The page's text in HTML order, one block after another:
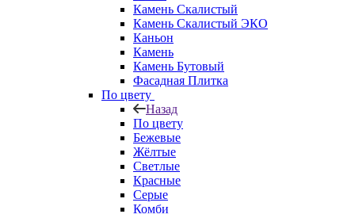
Камень Скалистый
Камень Скалистый ЭКО
Каньон
Камень
Камень Бутовый
Фасадная Плитка
По цвету
Назад
По цвету
Бежевые
Жёлтые
Светлые
Красные
Серые
Комби